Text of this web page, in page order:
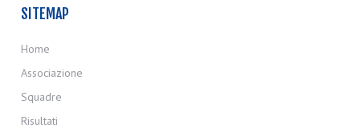
SITEMAP
Home
Associazione
Squadre
Risultati